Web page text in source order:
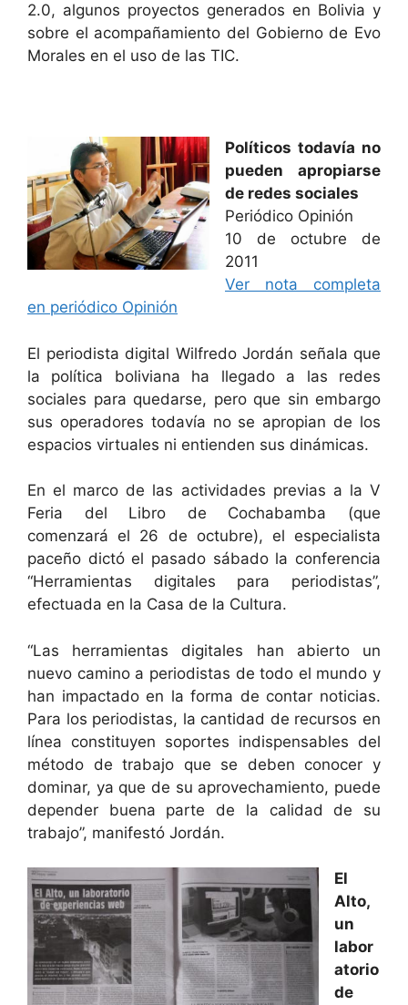
2.0, algunos proyectos generados en Bolivia y
sobre el acompañamiento del Gobierno de Evo
Morales en el uso de las TIC.
Políticos todavía no
pueden apropiarse
de redes sociales
Periódico Opinión
10 de octubre de
2011
Ver nota completa
en periódico Opinión
El periodista digital Wilfredo Jordán señala que
la política boliviana ha llegado a las redes
sociales para quedarse, pero que sin embargo
sus operadores todavía no se apropian de los
espacios virtuales ni entienden sus dinámicas.
En el marco de las actividades previas a la V
Feria del Libro de Cochabamba (que
comenzará el 26 de octubre), el especialista
paceño dictó el pasado sábado la conferencia
“Herramientas digitales para periodistas”,
efectuada en la Casa de la Cultura.
“Las herramientas digitales han abierto un
nuevo camino a periodistas de todo el mundo y
han impactado en la forma de contar noticias.
Para los periodistas, la cantidad de recursos en
línea constituyen soportes indispensables del
método de trabajo que se deben conocer y
dominar, ya que de su aprovechamiento, puede
depender buena parte de la calidad de su
trabajo”, manifestó Jordán.
El
Alto,
un
labor
atorio
de